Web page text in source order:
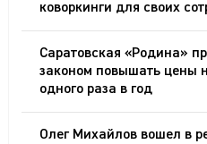
коворкинги для своих
Саратовская «Родина»
законом повышать цены
одного раза в год
Олег Михайлов вошел в